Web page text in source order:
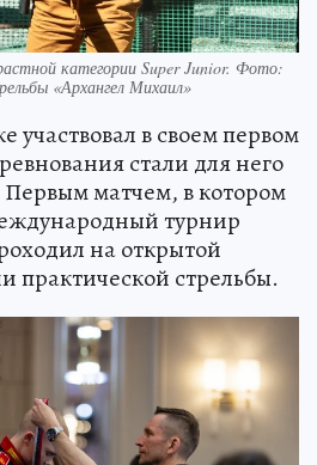
категории Super Junior. Фото:
«Архангел Михаил»
участвовал в своем первом
стали для него
матчем, в котором
турнир
на открытой
практической стрельбы.